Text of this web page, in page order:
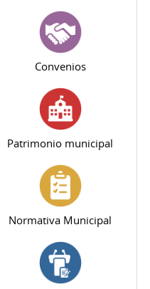
Convenios
Patrimonio municipal
Normativa Municipal